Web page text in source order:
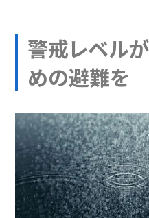
警戒レベル
めの避難を